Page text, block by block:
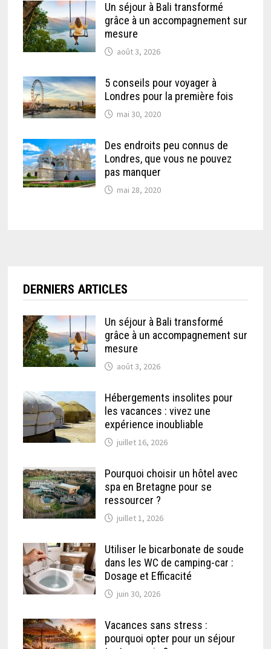
Un séjour à Bali transformé
grâce à un accompagnement sur
mesure
août 3, 2026
5 conseils pour voyager à
Londres pour la première fois
mai 30, 2020
Des endroits peu connus de
Londres, que vous ne pouvez
pas manquer
mai 28, 2020
DERNIERS ARTICLES
Un séjour à Bali transformé
grâce à un accompagnement sur
mesure
août 3, 2026
Hébergements insolites pour
les vacances : vivez une
expérience inoubliable
juillet 16, 2026
Pourquoi choisir un hôtel avec
spa en Bretagne pour se
ressourcer ?
juillet 1, 2026
Utiliser le bicarbonate de soude
dans les WC de camping-car :
Dosage et Efficacité
juin 30, 2026
Vacances sans stress :
pourquoi opter pour un séjour